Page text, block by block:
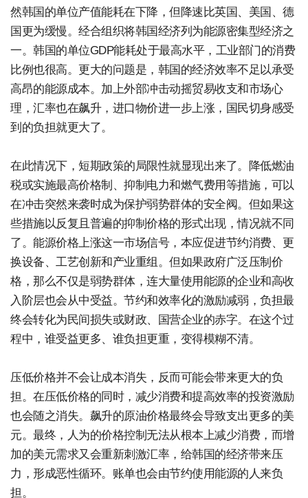
然韩国的单位产值能耗在下降，但降速比英国、美国、德
国更为缓慢。经合组织将韩国经济列为能源密集型经济之
一。韩国的单位GDP能耗处于最高水平，工业部门的消费
比例也很高。更大的问题是，韩国的经济效率不足以承受
高昂的能源成本。加上外部冲击动摇贸易收支和市场心
理，汇率也在飙升，进口物价进一步上涨，国民切身感受
到的负担就更大了。
在此情况下，短期政策的局限性就显现出来了。降低燃油
税或实施最高价格制、抑制电力和燃气费用等措施，可以
在冲击突然来袭时成为保护弱势群体的安全阀。但如果这
些措施以反复且普遍的抑制价格的形式出现，情况就不同
了。能源价格上涨这一市场信号，本应促进节约消费、更
换设备、工艺创新和产业重组。但如果政府广泛压制价
格，那么不仅是弱势群体，连大量使用能源的企业和高收
入阶层也会从中受益。节约和效率化的激励减弱，负担最
终会转化为民间损失或财政、国营企业的赤字。在这个过
程中，谁受益更多、谁负担更重，变得模糊不清。
压低价格并不会让成本消失，反而可能会带来更大的负
担。在压低价格的同时，减少消费和提高效率的投资激励
也会随之消失。飙升的原油价格最终会导致支出更多的美
元。最终，人为的价格控制无法从根本上减少消费，而增
加的美元需求又会重新刺激汇率，给韩国的经济带来压
力，形成恶性循环。账单也会由节约使用能源的人来负
担。